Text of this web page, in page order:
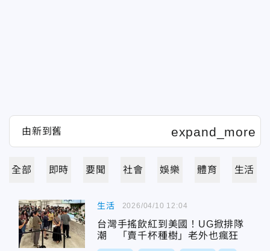
全部 即時 要聞 社會 娛樂 體育 生活
生活
台灣手搖飲紅到美國！UG掀排隊
潮 「賣千杯種樹」老外也瘋狂
2026/04/10 12:04